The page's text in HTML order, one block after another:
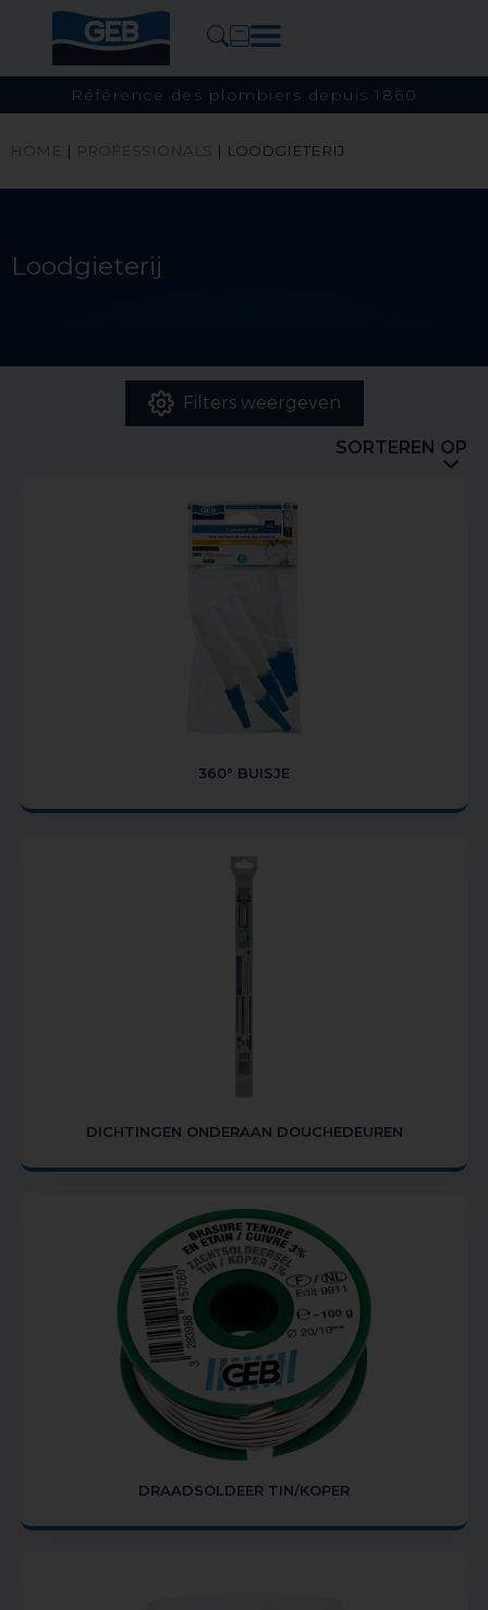
Référence des plombiers depuis 1860
HOME | PROFESSIONALS | LOODGIETERIJ
Loodgieterij
Filters weergeven
SORTEREN OP
360° BUISJE
DICHTINGEN ONDERAAN DOUCHEDEUREN
DRAADSOLDEER TIN/KOPER